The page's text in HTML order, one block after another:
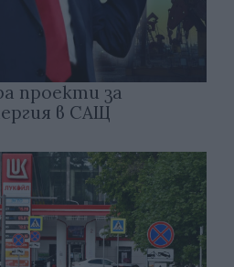
проекти за
в САЩ